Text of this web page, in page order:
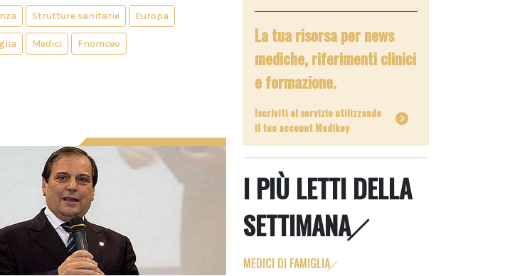
Strutture sanitarie Europa
Medici Fnomceo
La tua risorsa per news
mediche, riferimenti clinici
e formazione.
Iscriviti al servizio utilizzando
il tuo account Medikey
I PIÙ LETTI DELLA
SETTIMANA
MEDICI DI FAMIGLIA